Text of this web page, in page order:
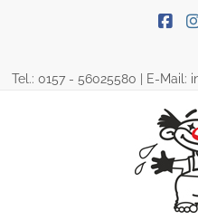
Tel.:0157 - 56025580 | E-Mail: